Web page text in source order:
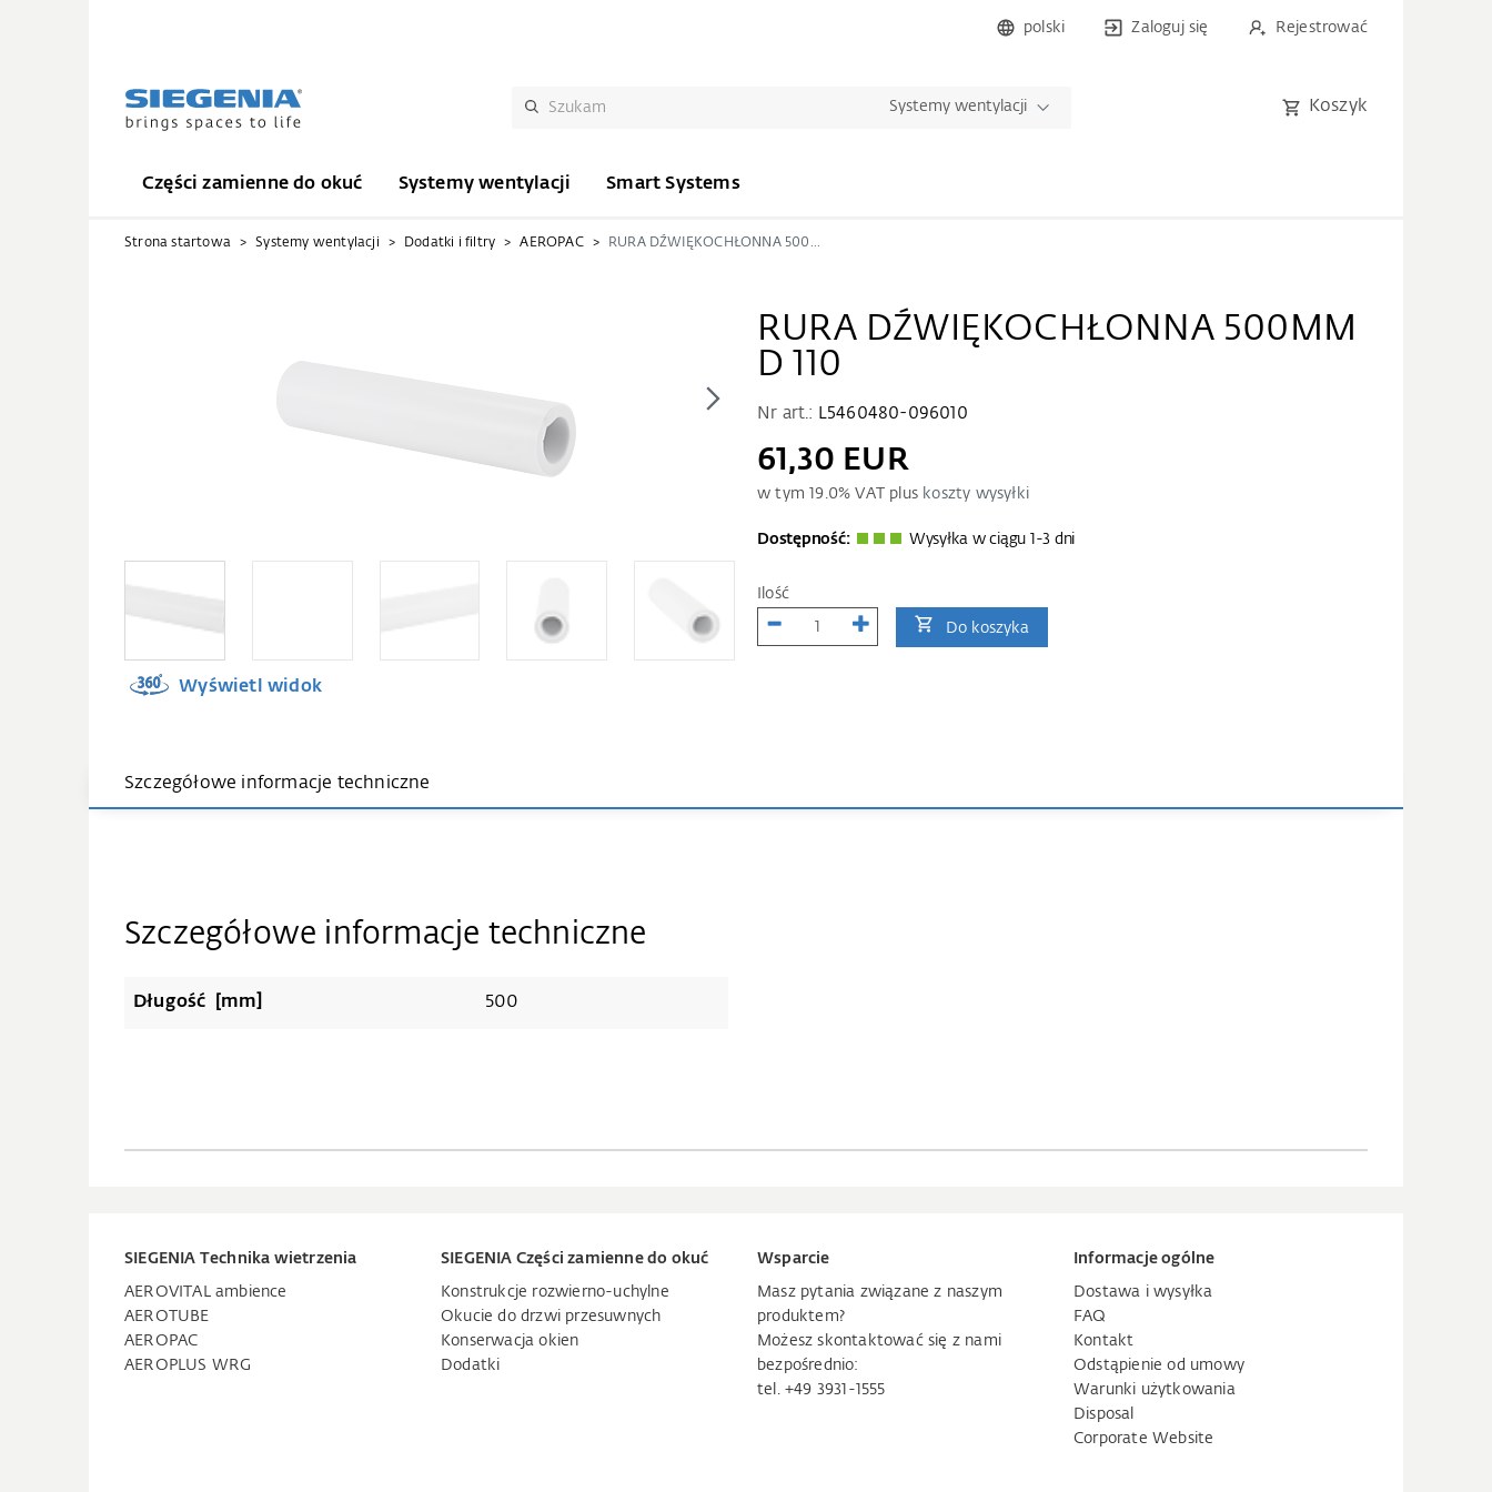
polski Zaloguj się Rejestrować
Systemy wentylacji Koszyk
Części zamienne do okuć Systemy wentylacji Smart Systems
Strona startowa Systemy wentylacji Dodatki i filtry AEROPAC RURA DŹWIĘKOCHŁONNA 500MM D 110
Wyświetl widok
RURA DŹWIĘKOCHŁONNA 500MM
D 110
Nr art.: L5460480-096010
61,30 EUR
w tym 19.0% VAT plus koszty wysyłki
Dostępność: Wysyłka w ciągu 1-3 dni
Ilość
Do koszyka
Szczegółowe informacje techniczne
Szczegółowe informacje techniczne
Długość [mm] 500
SIEGENIA Technika wietrzenia
AEROVITAL ambience
AEROTUBE
AEROPAC
AEROPLUS WRG
SIEGENIA Części zamienne do okuć
Konstrukcje rozwierno-uchylne
Okucie do drzwi przesuwnych
Konserwacja okien
Dodatki
Wsparcie
Masz pytania związane z naszym
produktem?
Możesz skontaktować się z nami
bezpośrednio:
tel. +49 3931-1555
Informacje ogólne
Dostawa i wysyłka
FAQ
Kontakt
Odstąpienie od umowy
Warunki użytkowania
Disposal
Corporate Website